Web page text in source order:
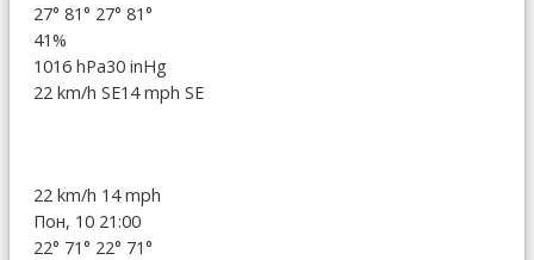
27° 81° 27° 81°
41%
1016 hPa30 inHg
22 km/h SE14 mph SE
22 km/h 14 mph
Пон, 10 21:00
22° 71° 22° 71°